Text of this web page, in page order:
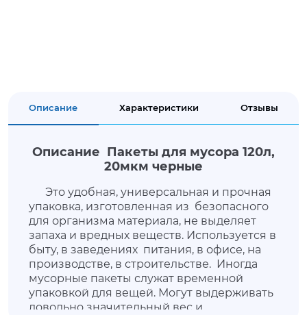
Описание Характеристики Отзывы
Описание Пакеты для мусора 120л,
20мкм черные
Это удобная, универсальная и прочная
упаковка, изготовленная из безопасного
для организма материала, не выделяет
запаха и вредных веществ. Используется в
быту, в заведениях питания, в офисе, на
производстве, в строительстве. Иногда
мусорные пакеты служат временной
упаковкой для вещей. Могут выдерживать
довольно значительный вес и